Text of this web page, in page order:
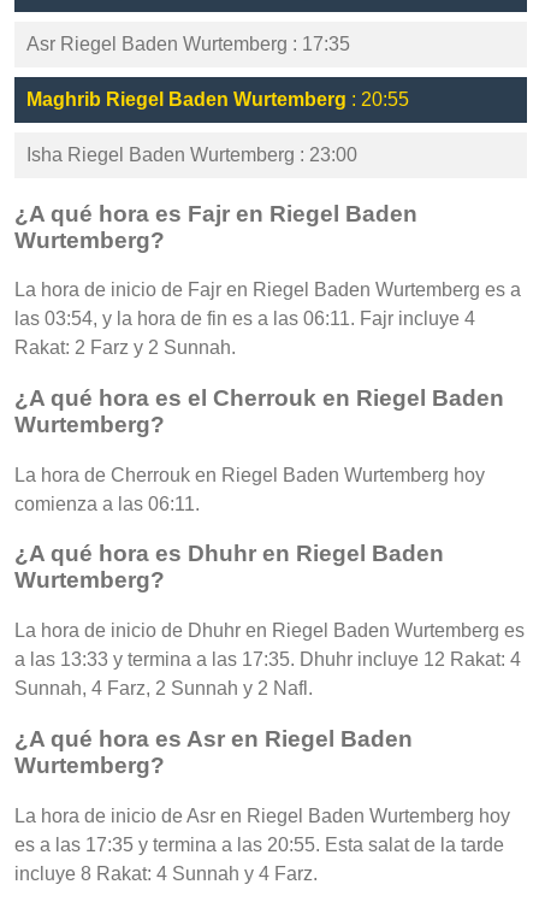
Asr Riegel Baden Wurtemberg : 17:35
Maghrib Riegel Baden Wurtemberg : 20:55
Isha Riegel Baden Wurtemberg : 23:00
¿A qué hora es Fajr en Riegel Baden
Wurtemberg?
La hora de inicio de Fajr en Riegel Baden Wurtemberg es a
las 03:54, y la hora de fin es a las 06:11. Fajr incluye 4
Rakat: 2 Farz y 2 Sunnah.
¿A qué hora es el Cherrouk en Riegel Baden
Wurtemberg?
La hora de Cherrouk en Riegel Baden Wurtemberg hoy
comienza a las 06:11.
¿A qué hora es Dhuhr en Riegel Baden
Wurtemberg?
La hora de inicio de Dhuhr en Riegel Baden Wurtemberg es
a las 13:33 y termina a las 17:35. Dhuhr incluye 12 Rakat: 4
Sunnah, 4 Farz, 2 Sunnah y 2 Nafl.
¿A qué hora es Asr en Riegel Baden
Wurtemberg?
La hora de inicio de Asr en Riegel Baden Wurtemberg hoy
es a las 17:35 y termina a las 20:55. Esta salat de la tarde
incluye 8 Rakat: 4 Sunnah y 4 Farz.